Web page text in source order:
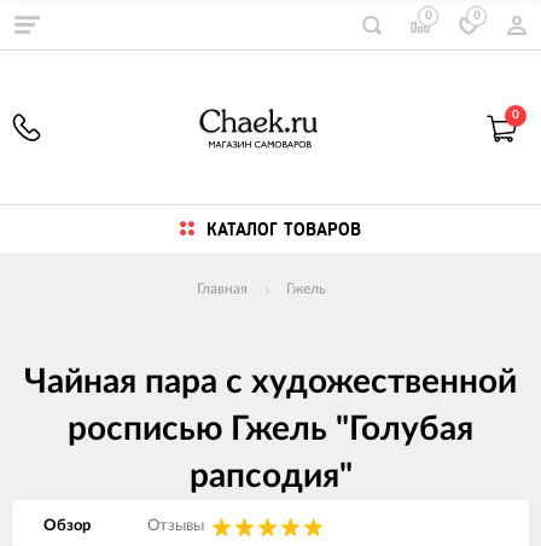
0 0
0
КАТАЛОГ ТОВАРОВ
Главная Гжель
Чайная пара с художественной
росписью Гжель "Голубая
рапсодия"
Обзор Отзывы